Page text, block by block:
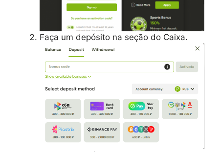
Faça um depósito na seção do Caixa.